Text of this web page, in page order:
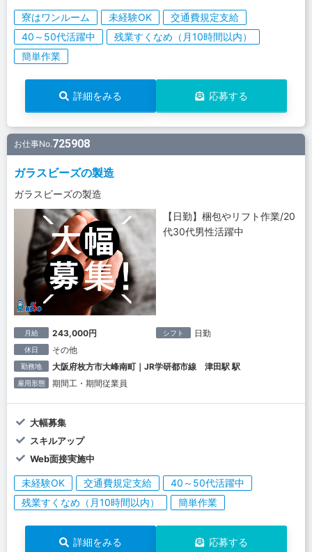
寮はワンルーム 未経験OK
交通費規定支給
40～50代活躍中
残業すくなめ（月10時間以内）
簡単作業
詳細をみる 応募する
お仕事No.725908
ガラスビーズの製造
ガラスビーズの製造
【日勤】梱包やリフト作業/20
代30代男性活躍中
月給 243,000円 シフト 日勤
休日 その他
勤務地 大阪府枚方市大峰南町｜JR学研都市線 津田駅 駅
雇用形態 期間工・期間従業員
大幅募集
スキルアップ
Web面接実施中
未経験OK 交通費規定支給
40～50代活躍中
残業すくなめ（月10時間以内）
簡単作業
詳細をみる 応募する